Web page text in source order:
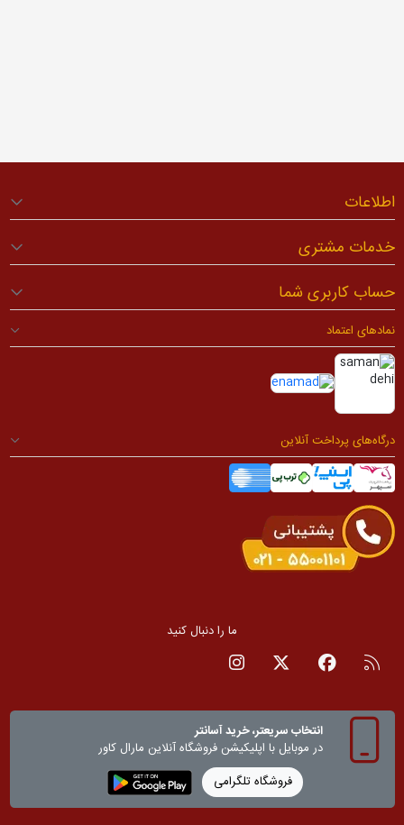
اطلاعات
خدمات مشتری
حساب کاربری شما
نمادهای اعتماد
درگاه‌های پرداخت آنلاین
ما را دنبال کنید
RSS صفحه فیسبوک
صفحه تویترصفحه اینستاگرام
انتخاب سریعتر، خرید آسانتر
در موبایل با اپلیکیشن‌ فروشگاه آنلاین مارال کاور
فروشگاه تلگرامی